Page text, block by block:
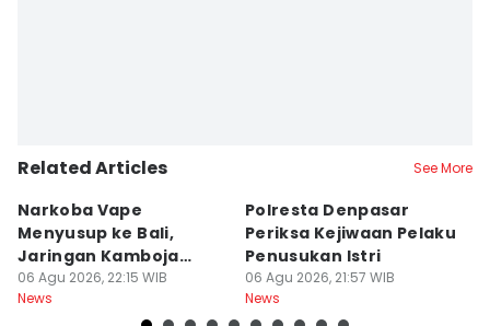
Related Articles See More
Narkoba Vape
Menyusup ke Bali,
Jaringan Kamboja
Terbongkar
06 Agu 2026, 22:15 WIB
News
Polresta Denpasar
Periksa Kejiwaan Pelaku
Penusukan Istri
06 Agu 2026, 21:57 WIB
News